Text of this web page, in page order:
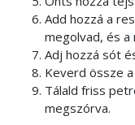
Add hozzá a
megolvad, és a
Adj hozzá sót
Keverd össze
Tálald friss
megszórva.